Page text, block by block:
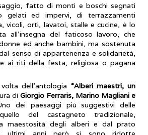
fatto di monti e boschi segnati
gelati ed impervi, di terrazzamenti
vicoli, orti, lavatoi, stalle e cucine, è lo
all'insegna del faticoso lavoro, che
ed anche bambini, ma sostenuta
senso di appartenenza e solidarietà,
ai riti della festa, religiosa o pagana
dell’antologia “Alberi maestri, un
di Giorgio Ferraris, Marino Magliani e
dei paesaggi più suggestivi delle
del castagneto tradizionale,
maestosità degli alberi e dal prato